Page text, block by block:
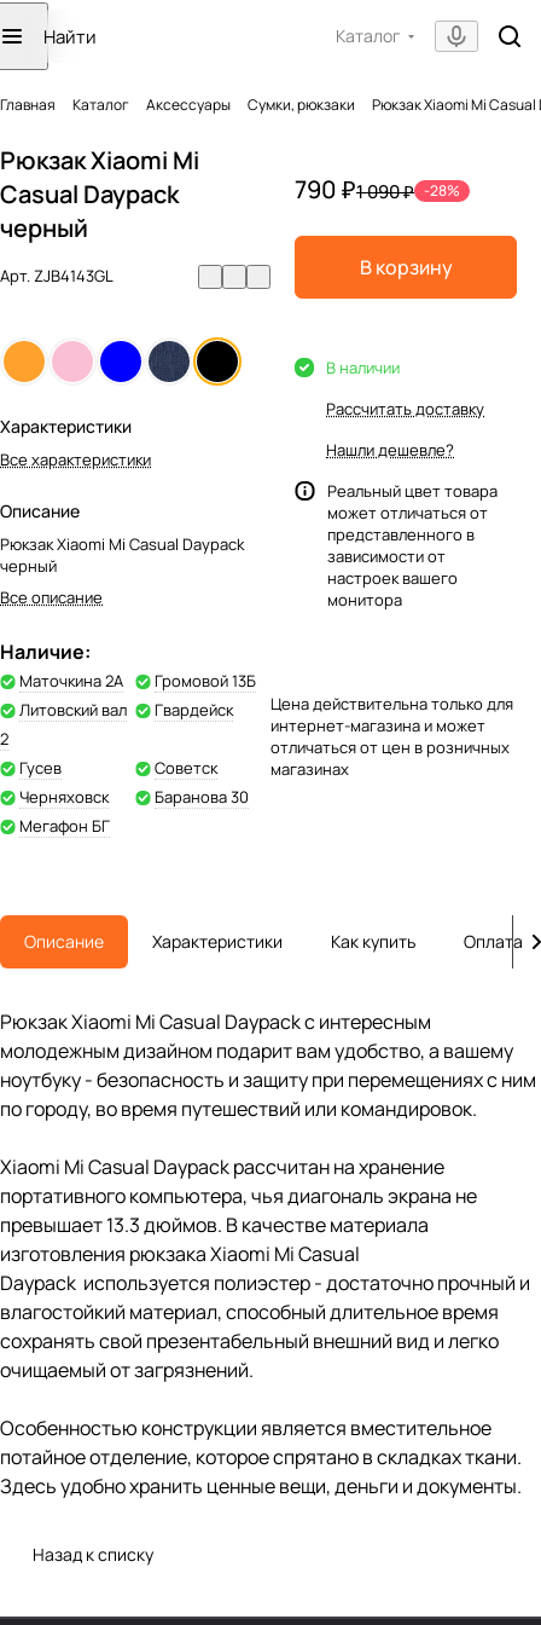
Каталог
Главная Каталог Аксессуары Сумки, рюкзаки Рюкзак Xiaomi Mi
Рюкзак Xiaomi Mi
Casual Daypack
черный
Арт.ZJB4143GL
Характеристики
Все характеристики
Описание
Рюкзак Xiaomi Mi Casual Daypack
черный
Все описание
Наличие:
Маточкина 2А
Громовой 13Б
Литовский вал
2
Гвардейск
Гусев
Советск
Черняховск
Баранова 30
Мегафон БГ
790 ₽1 090 ₽ -28%
В корзину
В наличии
Рассчитать доставку
Нашли дешевле?
Реальный цвет товара
может отличаться от
представленного в
зависимости от
настроек вашего
монитора
Цена действительна только для
интернет-магазина и может
отличаться от цен в розничных
магазинах
Описание Характеристики Как купить Оплата
Рюкзак Xiaomi Mi Casual Daypack с интересным
молодежным дизайном подарит вам удобство, а вашему
ноутбуку - безопасность и защиту при перемещениях с ним
по городу, во время путешествий или командировок.
Xiaomi Mi Casual Daypack рассчитан на хранение
портативного компьютера, чья диагональ экрана не
превышает 13.3 дюймов. В качестве материала
изготовления рюкзака Xiaomi Mi Casual
Daypack используется полиэстер - достаточно прочный и
влагостойкий материал, способный длительное время
сохранять свой презентабельный внешний вид и легко
очищаемый от загрязнений.
Особенностью конструкции является вместительное
потайное отделение, которое спрятано в складках ткани.
Здесь удобно хранить ценные вещи, деньги и документы.
Назад к списку